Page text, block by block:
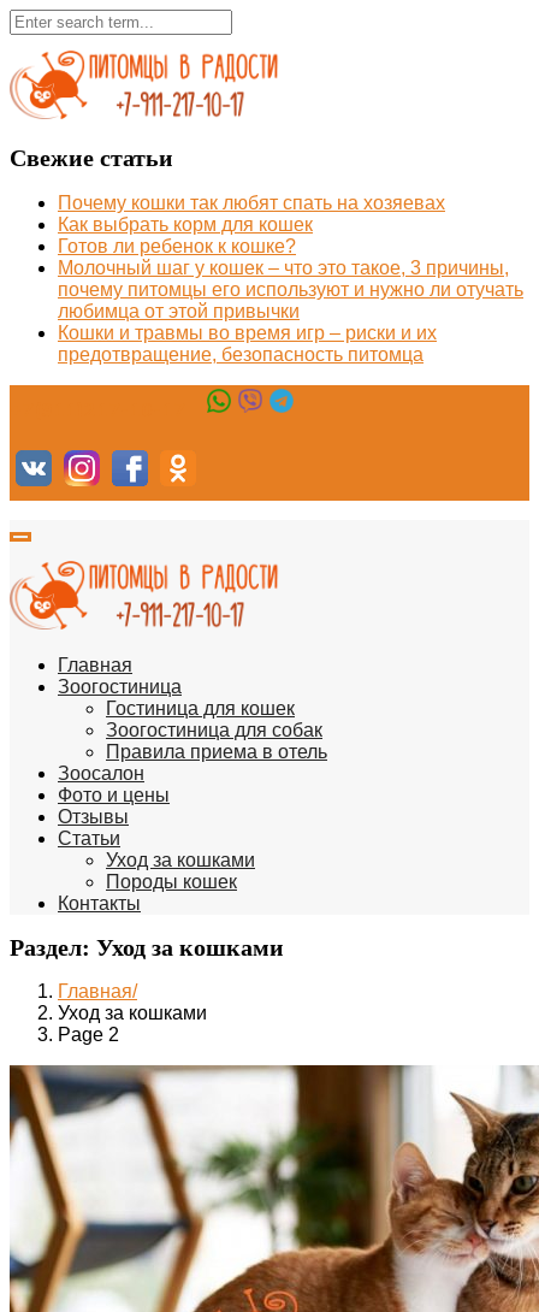
Свежие статьи
Почему кошки так любят спать на хозяевах
Как выбрать корм для кошек
Готов ли ребенок к кошке?
Молочный шаг у кошек – что это такое, 3 причины,
почему питомцы его используют и нужно ли отучать
любимца от этой привычки
Кошки и травмы во время игр – риски и их
предотвращение, безопасность питомца
Главная
Зоогостиница
Гостиница для кошек
Зоогостиница для собак
Правила приема в отель
Зоосалон
Фото и цены
Отзывы
Статьи
Уход за кошками
Породы кошек
Контакты
Раздел: Уход за кошками
Главная
Уход за кошками
Page 2